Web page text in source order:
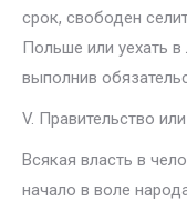
срок, свободен
Польше или уехать
выполнив
V. Правительство
Всякая власть в
начало в воле